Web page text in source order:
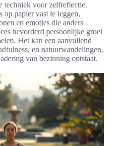
techniek voor zelfreflectie.
op papier vast te leggen,
en emoties die anders
bevorderd persoonlijke groei
Het kan een aanvullend
en natuurwandelingen,
van bezinning ontstaat.